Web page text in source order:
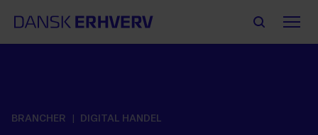
BRANCHER DIGITAL HANDEL